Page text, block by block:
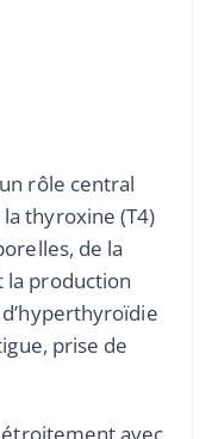
rôle central
thyroxine (T4)
de la
la production
prise de